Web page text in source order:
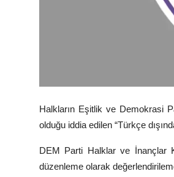
Halkların Eşitlik ve Demokrasi
olduğu iddia edilen “Türkçe
DEM Parti Halklar ve İnançlar
düzenleme olarak